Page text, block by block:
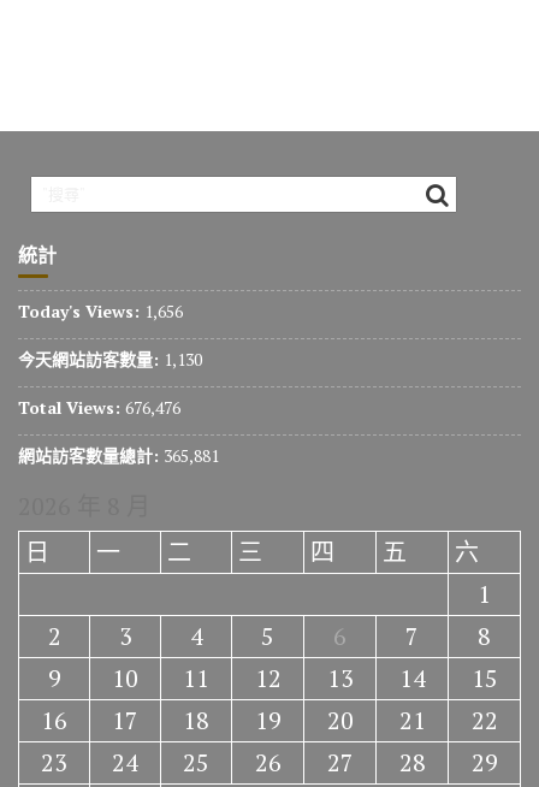
統計
Today's Views: 1,656
今天網站訪客數量: 1,130
Total Views: 676,476
網站訪客數量總計: 365,881
日
一 二 三 四 五
六
1
2
3 4 5 6 7
8
9
10 11 12 13 14
15
16
17 18 19 20 21
22
23
24 25 26 27 28
29